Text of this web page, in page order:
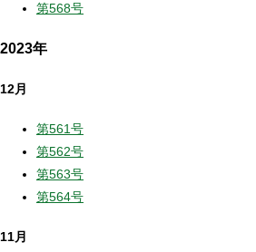
第568号
2023年
12月
第561号
第562号
第563号
第564号
11月